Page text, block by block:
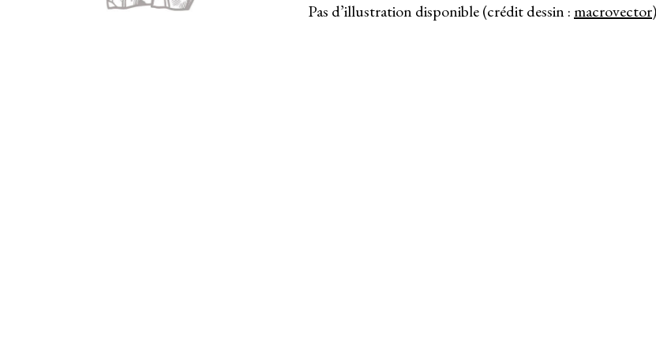
Pas d’illustration disponible (crédit dessin :macrovector)